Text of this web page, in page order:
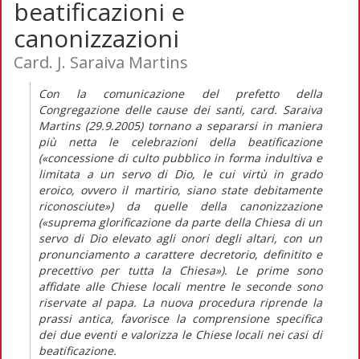
beatificazioni e
canonizzazioni
Card. J. Saraiva Martins
Con la comunicazione del prefetto della
Congregazione delle cause dei santi, card. Saraiva
Martins (29.9.2005) tornano a separarsi in maniera
più netta le celebrazioni della beatificazione
(«concessione di culto pubblico in forma indultiva e
limitata a un servo di Dio, le cui virtù in grado
eroico, ovvero il martirio, siano state debitamente
riconosciute») da quelle della canonizzazione
(«suprema glorificazione da parte della Chiesa di un
servo di Dio elevato agli onori degli altari, con un
pronunciamento a carattere decretorio, definitito e
precettivo per tutta la Chiesa»). Le prime sono
affidate alle Chiese locali mentre le seconde sono
riservate al papa. La nuova procedura riprende la
prassi antica, favorisce la comprensione specifica
dei due eventi e valorizza le Chiese locali nei casi di
beatificazione.